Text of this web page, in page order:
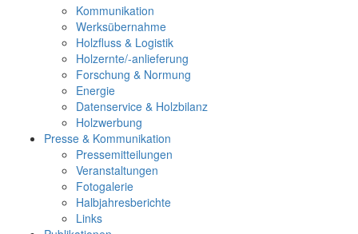
Kommunikation
Werksübernahme
Holzfluss & Logistik
Holzernte/-anlieferung
Forschung & Normung
Energie
Datenservice & Holzbilanz
Holzwerbung
Presse & Kommunikation
Pressemitteilungen
Veranstaltungen
Fotogalerie
Halbjahresberichte
Links